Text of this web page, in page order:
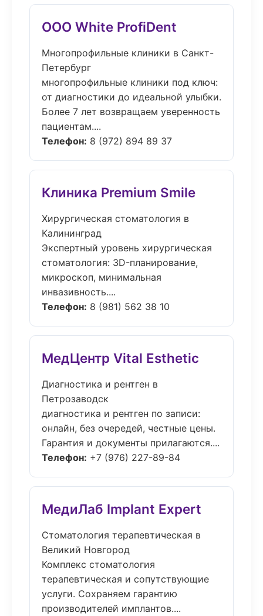
ООО White ProfiDent
Многопрофильные клиники в Санкт-
Петербург
многопрофильные клиники под ключ:
от диагностики до идеальной улыбки.
Более 7 лет возвращаем уверенность
пациентам....
Телефон: 8 (972) 894 89 37
Клиника Premium Smile
Хирургическая стоматология в
Калининград
Экспертный уровень хирургическая
стоматология: 3D-планирование,
микроскоп, минимальная
инвазивность....
Телефон: 8 (981) 562 38 10
МедЦентр Vital Esthetic
Диагностика и рентген в
Петрозаводск
диагностика и рентген по записи:
онлайн, без очередей, честные цены.
Гарантия и документы прилагаются....
Телефон: +7 (976) 227-89-84
МедиЛаб Implant Expert
Стоматология терапевтическая в
Великий Новгород
Комплекс стоматология
терапевтическая и сопутствующие
услуги. Сохраняем гарантию
производителей имплантов....